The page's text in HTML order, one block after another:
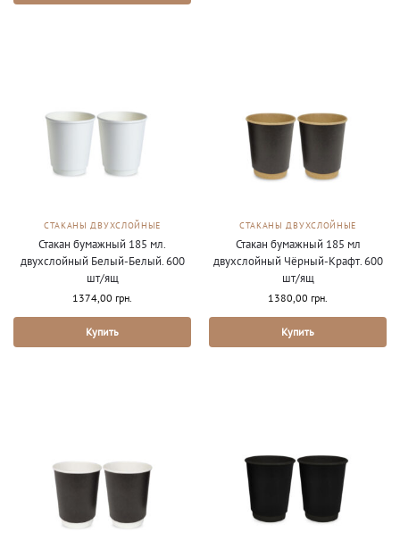
СТАКАНЫ ДВУХСЛОЙНЫЕ
Стакан бумажный 185 мл.
двухслойный Белый-Белый. 600
шт/ящ
1374,00 грн.
Купить
СТАКАНЫ ДВУХСЛОЙНЫЕ
Стакан бумажный 185 мл
двухслойный Чёрный-Крафт. 600
шт/ящ
1380,00 грн.
Купить